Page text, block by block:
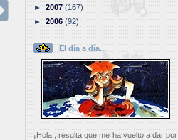
►2007(167)
►2006(92)
El día a día...
¡Hola!, resulta que me ha vuelto a dar por